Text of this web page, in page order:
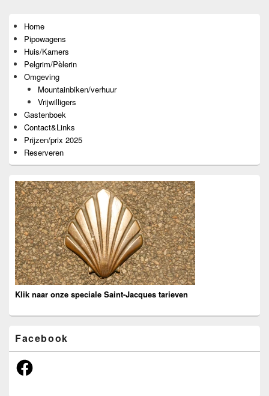
gebiedHome
Pipowagens
Huis/Kamers
Pelgrim/Pèlerin
Omgeving
Mountainbiken/verhuur
Vrijwilligers
Gastenboek
Contact&Links
Prijzen/prix 2025
Reserveren
Klik naar onze speciale Saint-Jacques tarieven
Facebook
Facebook